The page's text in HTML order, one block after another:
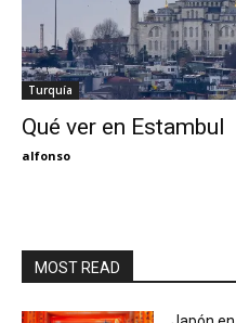
Turquía
Qué ver en Estambul
alfonso
MOST READ